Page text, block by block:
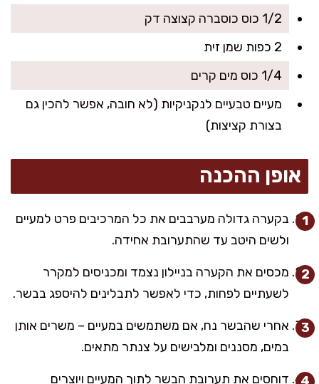
1/2 כוס כוסברה קצוצה דק
2 כפות שמן זית
1/4 כוס מים קרים
מעיים טבעיים לנקניקיות (לא חובה, אפשר להכין גם
בצורת קציצות)
אופן ההכנה
בקערה גדולה מערבבים את כל המרכיבים פרט למעיים
ולשים היטב עד שהתערובת אחידה.
מכסים את הקערה בניילון נצמד ומכניסים למקרר
לשעתיים לפחות, כדי לאפשר לתבלינים להיספג בבשר.
אחרי שהבשר נח, אם משתמשים במעיים – משרים אותן
במים, מסננים ומלבישים על צנתר מתאים.
דוחסים את תערובת הבשר לתוך המעיים ויוצרים